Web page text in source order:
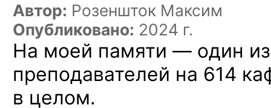
Автор: Розеншток Максим
Опубликовано: 2024 г.
На моей памяти — один
преподавателей на 614
в целом.